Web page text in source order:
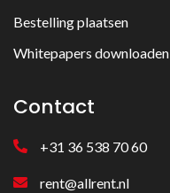
Bestelling plaatsen
Whitepapers downloaden
Contact
+31 36 538 70 60
rent@allrent.nl